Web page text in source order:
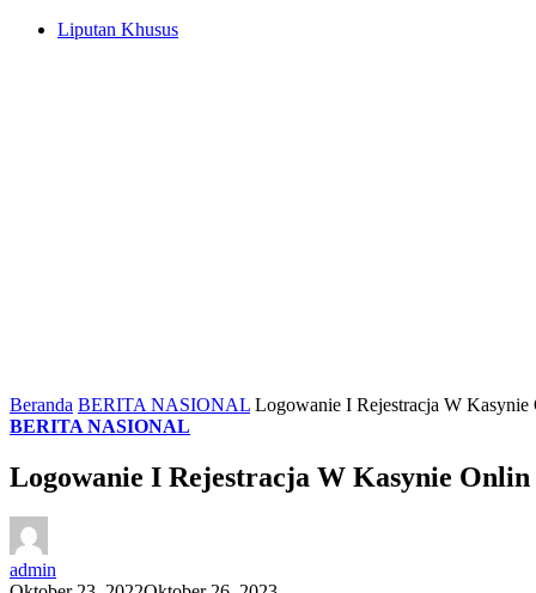
Liputan Khusus
Beranda BERITA NASIONAL Logowanie I Rejestracja W Kasynie
BERITA NASIONAL
Logowanie I Rejestracja W Kasynie Onlin
admin